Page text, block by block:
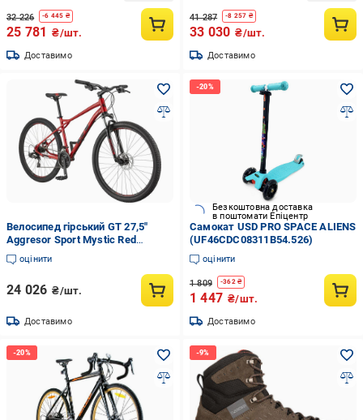
32 226 -6 445 ₴
25 781 ₴/шт.
Доставимо
41 287 -8 257 ₴
33 030 ₴/шт.
Доставимо
Велосипед гірський GT 27,5"
Aggresor Sport Mystic Red
(UDX64B84124A654.4010)
оцінити
24 026 ₴/шт.
Доставимо
Безкоштовна доставка
в поштомати Епіцентр
Самокат USD PRO SPACE ALIENS
(UF46CDC08311B54.526)
оцінити
1 809 -362₴
1 447 ₴/шт.
Доставимо